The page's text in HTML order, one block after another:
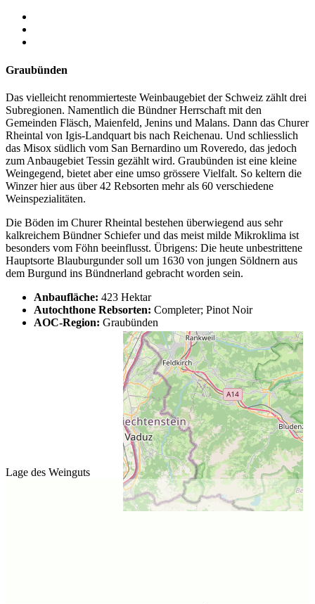
Graubünden
Das vielleicht renommierteste Weinbaugebiet der Schweiz zählt drei
Subregionen. Namentlich die Bündner Herrschaft mit den
Gemeinden Fläsch, Maienfeld, Jenins und Malans. Dann das Churer
Rheintal von Igis-Landquart bis nach Reichenau. Und schliesslich
das Misox südlich vom San Bernardino um Roveredo, das jedoch
zum Anbaugebiet Tessin gezählt wird. Graubünden ist eine kleine
Weingegend, bietet aber eine umso grössere Vielfalt. So keltern die
Winzer hier aus über 42 Rebsorten mehr als 60 verschiedene
Weinspezialitäten.
Die Böden im Churer Rheintal bestehen überwiegend aus sehr
kalkreichem Bündner Schiefer und das meist milde Mikroklima ist
besonders vom Föhn beeinflusst. Übrigens: Die heute unbestrittene
Hauptsorte Blauburgunder soll um 1630 von jungen Söldnern aus
dem Burgund ins Bündnerland gebracht worden sein.
Anbaufläche: 423 Hektar
Autochthone Rebsorten: Completer; Pinot Noir
AOC-Region: Graubünden
Lage des Weinguts